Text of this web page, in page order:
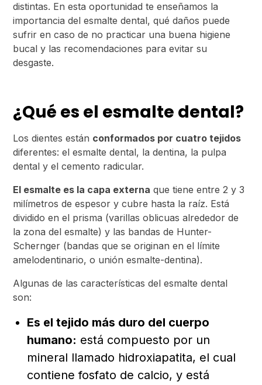
distintas. En esta oportunidad te enseñamos la
importancia del esmalte dental, qué daños puede
sufrir en caso de no practicar una buena higiene
bucal y las recomendaciones para evitar su
desgaste.
¿Qué es el esmalte dental?
Los dientes están conformados por cuatro tejidos
diferentes: el esmalte dental, la dentina, la pulpa
dental y el cemento radicular.
El esmalte es la capa externa que tiene entre 2 y 3
milímetros de espesor y cubre hasta la raíz. Está
dividido en el prisma (varillas oblicuas alrededor de
la zona del esmalte) y las bandas de Hunter-
Schernger (bandas que se originan en el límite
amelodentinario, o unión esmalte-dentina).
Algunas de las características del esmalte dental
son:
Es el tejido más duro del cuerpo
humano: está compuesto por un
mineral llamado hidroxiapatita, el cual
contiene fosfato de calcio, y está